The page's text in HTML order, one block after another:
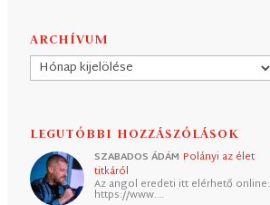
ARCHÍVUM
Archívum
LEGUTÓBBI HOZZÁSZÓLÁSOK
SZABADOS ÁDÁM Polányi az élet
titkáról
Az angol eredeti itt elérhető online:
https://www.…